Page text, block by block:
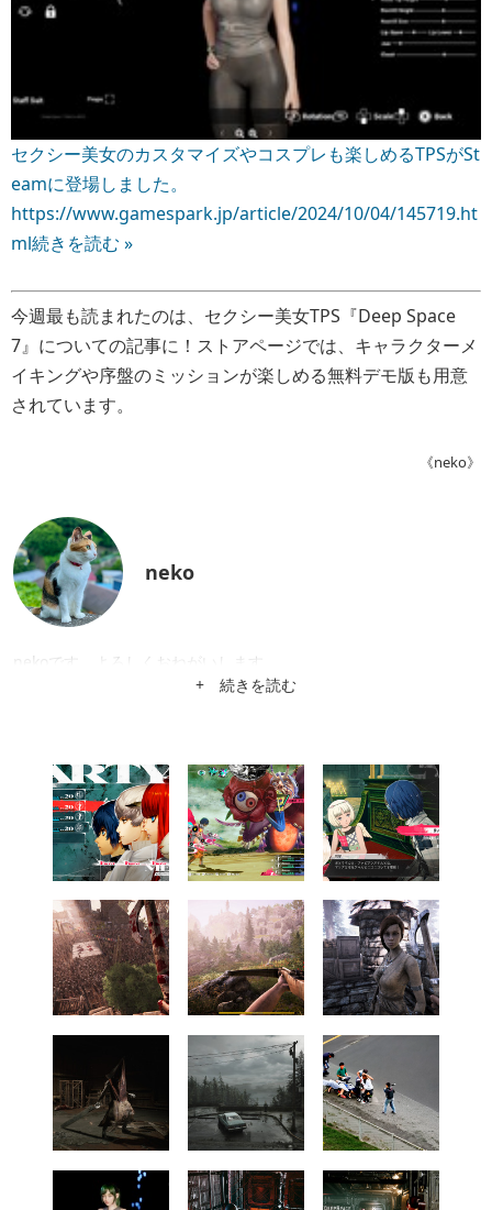
セクシー美女のカスタマイズやコスプレも楽しめるTPSがSt
eamに登場しました。
https://www.gamespark.jp/article/2024/10/04/145719.ht
ml続きを読む »
今週最も読まれたのは、セクシー美女TPS『Deep Space
7』についての記事に！ストアページでは、キャラクターメ
イキングや序盤のミッションが楽しめる無料デモ版も用意
されています。
《neko》
neko
nekoです。よろしくおねがいします。
+ 続きを読む